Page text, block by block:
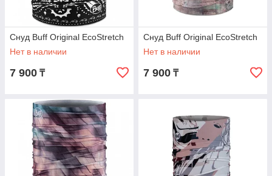
Снуд Buff Original EcoStretch
Нет в наличии
7 900 ₸
Снуд Buff Original EcoStretch
Нет в наличии
7 900 ₸